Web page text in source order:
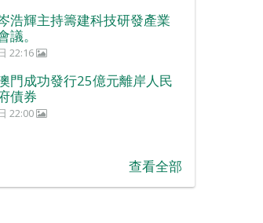
浩輝主持籌建科技研發產業
議。
22:16
門成功發行25億元離岸人民
債券
22:00
查看全部